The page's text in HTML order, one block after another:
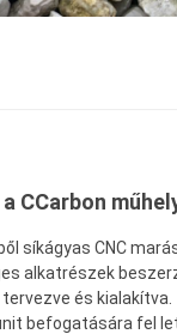
CCarbon
síkágyas CNC
alkatrészek
és kialakítva.
befogatására fel